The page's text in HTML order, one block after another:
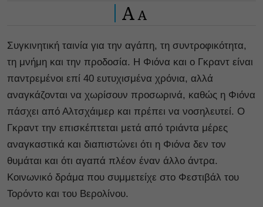
A A
Συγκινητική ταινία για την αγάπη, τη συντροφικότητα,
τη μνήμη και την προδοσία. Η Φιόνα και ο Γκραντ είναι
παντρεμένοι επί 40 ευτυχισμένα χρόνια, αλλά
αναγκάζονται να χωρίσουν προσωρινά, καθώς η Φιόνα
πάσχει από Αλτσχάιμερ και πρέπει να νοσηλευτεί. Ο
Γκραντ την επισκέπτεται μετά από τριάντα μέρες
αναγκαστικά και διαπιστώνει ότι η Φιόνα δεν τον
θυμάται και ότι αγαπά πλέον έναν άλλο άντρα.
Κοινωνικό δράμα που συμμετείχε στο Φεστιβάλ του
Τορόντο και του Βερολίνου.